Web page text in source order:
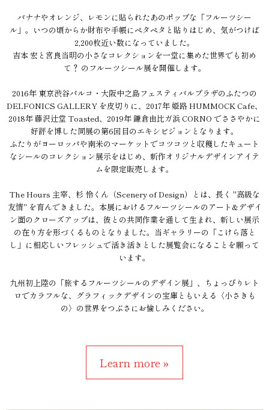
バナナやオレンジ、レモンに貼られたあのポップな「フルーツシー
ル」。いつの頃からか財布や手帳にペタペタと貼りはじめ、気がつけば
2,200枚近い数になっていました。
吉本 宏と宮良当明の小さなコレクションを一堂に集めた世界でも初め
て？ のフルーツシール展を開催します。
2016年 東京渋谷パルコ・大阪中之島フェスティバルプラザのふたつの
DELFONICS GALLERY を皮切りに、2017年 姫路 HUMMOCK Cafe、
2018年 藤沢辻堂 Toasted、2019年 鎌倉由比ガ浜 CORNO でささやかに
好評を博した同展の第6回目のエキシビジョンとなります。
ふたりがヨーロッパや南米のマーケットでコツコツと収穫したキュート
なシールのコレクション展示をはじめ、新作オリジナルデザインアイテ
ムを限定販売します。
The Hours 主宰、杉 怜くん（Scenery of Design）とは、長く "高級な
友情" を育んできました。本展におけるフルーツシールのアート&デザイ
ン面のクローズアップは、彼との共同作業を通して生まれ、新しい展示
の在り方を形づくるものとなりました。当ギャラリーの「こけら落と
し」に相応しいフレッシュで活き活きとした展覧会になることを願って
います。
九州初上陸の「旅するフルーツシールのデザイン展」、ちょっぴりレト
ロでカラフルな、グラフィックデザインの宝庫ともいえる〈小さきも
の〉の世界をつぶさにお愉しみください。
Learn more »